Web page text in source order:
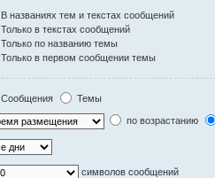
В названиях тем и текстах сообщений
Только в текстах сообщений
Только по названию темы
Только в первом сообщении темы
Сообщения
Темы
по возрастанию
символов сообщений